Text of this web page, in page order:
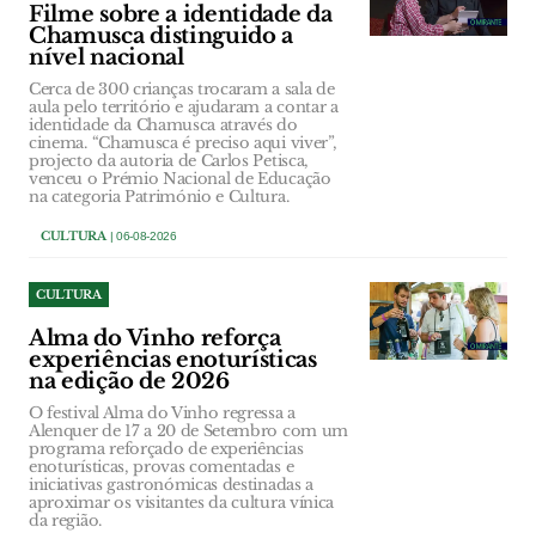
Filme sobre a identidade da
Chamusca distinguido a
nível nacional
Cerca de 300 crianças trocaram a sala de
aula pelo território e ajudaram a contar a
identidade da Chamusca através do
cinema. “Chamusca é preciso aqui viver”,
projecto da autoria de Carlos Petisca,
venceu o Prémio Nacional de Educação
na categoria Património e Cultura.
CULTURA| 06-08-2026
CULTURA
Alma do Vinho reforça
experiências enoturísticas
na edição de 2026
O festival Alma do Vinho regressa a
Alenquer de 17 a 20 de Setembro com um
programa reforçado de experiências
enoturísticas, provas comentadas e
iniciativas gastronómicas destinadas a
aproximar os visitantes da cultura vínica
da região.